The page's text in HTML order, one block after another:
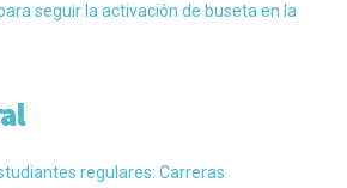
seguir la activación de buseta en la
regulares: Carreras